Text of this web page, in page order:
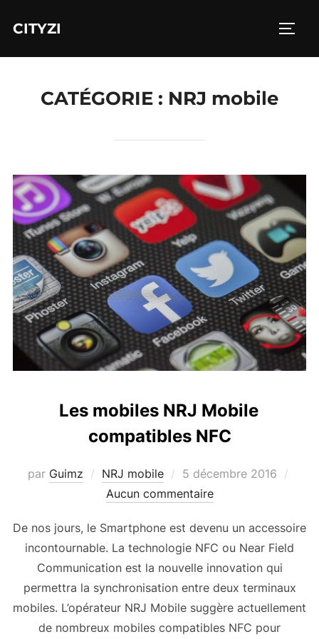
CITYZI
CATÉGORIE : NRJ mobile
Les mobiles NRJ Mobile
compatibles NFC
par Guimz NRJ mobile
Publié
le
5 décembre 2016
Aucun commentaire
De nos jours, le Smartphone est devenu un accessoire
incontournable. La technologie NFC ou Near Field
Communication est la nouvelle innovation qui
permettra la synchronisation entre deux terminaux
mobiles. L’opérateur NRJ Mobile suggère actuellement
de nombreux mobiles compatibles NFC pour